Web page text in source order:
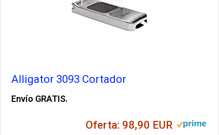
Alligator 3093 Cortador
Envío GRATIS.
Oferta: 98,90 EUR